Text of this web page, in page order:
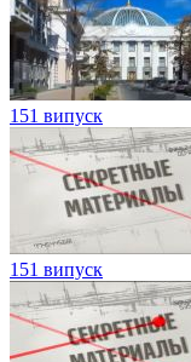
151 випуск
151 випуск